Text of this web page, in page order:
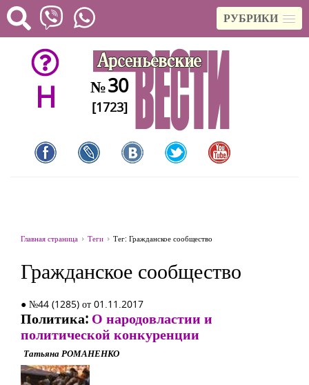
РУБРИКИ
H №30
[1723]
Главная страница Теги Тег: Гражданское сообщество
Гражданское сообщество
● №44 (1285) от 01.11.2017
Политика: О народовластии и
политической конкуренции
Татьяна РОМАНЕНКО